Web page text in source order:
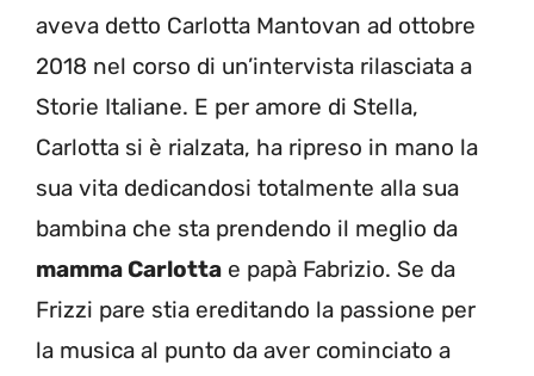
aveva detto Carlotta Mantovan ad ottobre
2018 nel corso di un’intervista rilasciata a
Storie Italiane. E per amore di Stella,
Carlotta si è rialzata, ha ripreso in mano la
sua vita dedicandosi totalmente alla sua
bambina che sta prendendo il meglio da
mamma Carlotta e papà Fabrizio. Se da
Frizzi pare stia ereditando la passione per
la musica al punto da aver cominciato a